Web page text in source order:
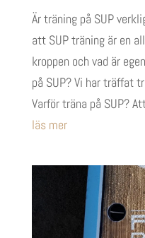
Är träning på SUP
att SUP träning är en
kroppen och vad är
på SUP? Vi har träffat
Varför träna på SUP?
läs mer